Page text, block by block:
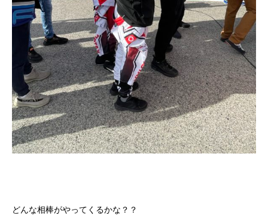
どんな相棒がやってくるかな？？